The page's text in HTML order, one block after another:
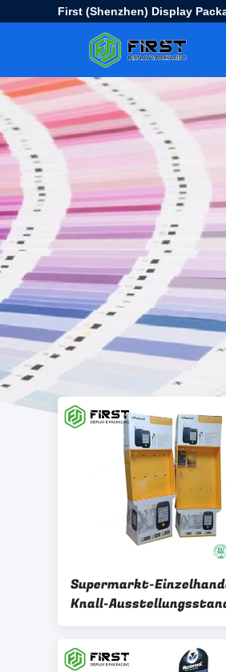
First (Shenzhen) Display
Supermarkt-
Knall-
Anzeige mit Haken